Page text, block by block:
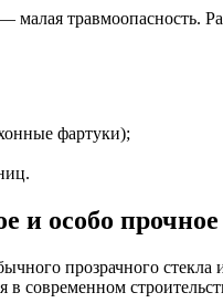
малая травмоопасность.
фартуки);
и особо прочное
прозрачного
в современном